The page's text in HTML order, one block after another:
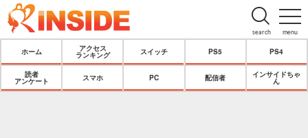
menu
search
ホーム
アクセス
ランキング
スイッチ PS5 PS4
読者
アンケート
スマホ PC 配信者
インサイドちゃ
ん